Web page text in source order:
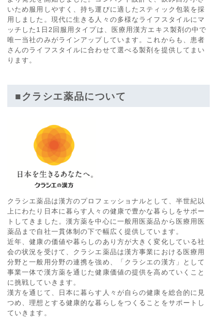
いため服用しやすく、持ち運びに適したスティック包装を採
用しました。現代に生きる人々の多様なライフスタイルにマ
ッチした1日2回服用タイプは、医療用漢方エキス製剤の中で
唯一当社のみがラインアップしています。これからも、患者
さんのライフスタイルに合わせて選べる製剤を提供してまい
ります。
■クラシエ薬品について
クラシエ薬品は漢方のプロフェッショナルとして、半世紀以
上にわたり日本に暮らす人々の健康で豊かな暮らしをサポー
トしてきました。漢方薬を中心に一般用医薬品から医療用医
薬品まで自社一貫体制の下で幅広く提供しています。
近年、健康の価値や暮らしのあり方が大きく変化している社
会の状況を受けて、クラシエ薬品は漢方事業における医療用
分野と一般用分野の連携を強め、「クラシエの漢方」として
事業一体で漢方薬を通じた健康価値の提供を高めていくこと
に挑戦していきます。
漢方を通じて、日本に暮らす人々が自らの健康を総合的に見
つめ、理想とする健康的な暮らしをつくることをサポートし
ていきます。